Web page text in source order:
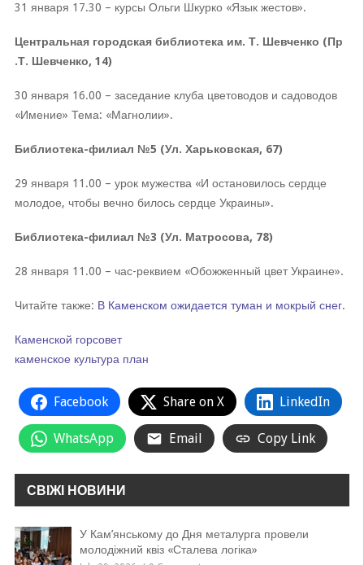
31 января 17.30 – курсы Ольги Шкурко «Язык жестов».
Центральная городская библиотека им. Т. Шевченко (Пр
.Т. Шевченко, 14)
30 января 16.00 – заседание клуба цветоводов и садоводов
«Имение» Тема: «Магнолии».
Библиотека-филиал №5 (Ул. Харьковская, 67)
29 января 11.00 – урок мужества «И остановилось сердце
молодое, чтобы вечно билось сердце Украины».
Библиотека-филиал №3 (Ул. Матросова, 78)
28 января 11.00 – час-реквием «Обожженный цвет Украине».
Читайте также: В Каменском ожидается туман и мокрый снег.
Каменской горсовет
каменское культура план
Facebook Share on X LinkedIn
WhatsApp Email Copy Link
СВІЖІ НОВИНИ
У Кам’янському до Дня металурга провели
молодіжний квіз «Сталева логіка»